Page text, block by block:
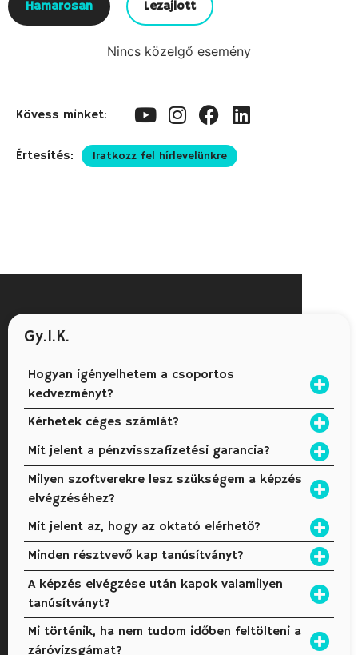
Hamarosan Lezajlott
Nincs közelgő esemény
Kövess minket:
Értesítés: Iratkozz fel hírlevelünkre
Gy.I.K.
Hogyan igényelhetem a csoportos
kedvezményt?
Kérhetek céges számlát?
Mit jelent a pénzvisszafizetési garancia?
Milyen szoftverekre lesz szükségem a képzés
elvégzéséhez?
Mit jelent az, hogy az oktató elérhető?
Minden résztvevő kap tanúsítványt?
A képzés elvégzése után kapok valamilyen
tanúsítványt?
Mi történik, ha nem tudom időben feltölteni a
záróvizsgámat?